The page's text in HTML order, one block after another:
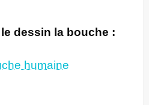
dessin la bouche :
humaine